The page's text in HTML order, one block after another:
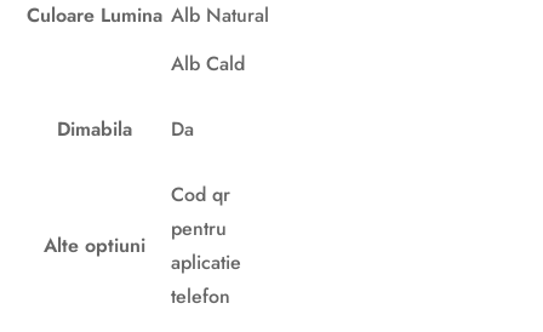
Culoare Lumina Alb Natural
Alb Cald
Dimabila Da
Alte optiuni
Cod qr
pentru
aplicatie
telefon